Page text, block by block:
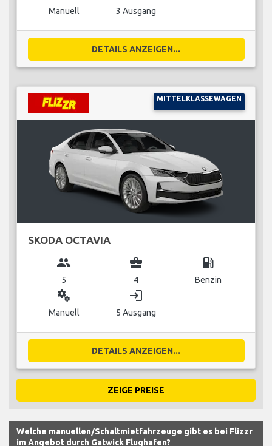
Manuell 3 Ausgang
DETAILS ANZEIGEN...
MITTELKLASSEWAGEN
SKODA OCTAVIA
group
5
business_center
4
local_gas_station
Benzin
miscellaneous_services
Manuell
login
5 Ausgang
DETAILS ANZEIGEN...
ZEIGE PREISE
Welche manuellen/Schaltmietfahrzeuge gibt es bei Flizzr
im Angebot durch Gatwick Flughafen?